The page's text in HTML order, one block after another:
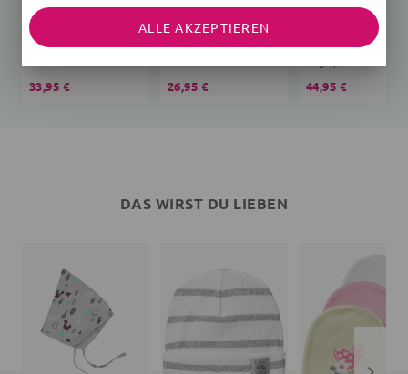
Schlafsack Bär Teddy
creme
33,95 €
T-Shirt
Affen
26,95 €
Vögel, rosa
44,95 €
DAS WIRST DU LIEBEN
ALLE AKZEPTIEREN